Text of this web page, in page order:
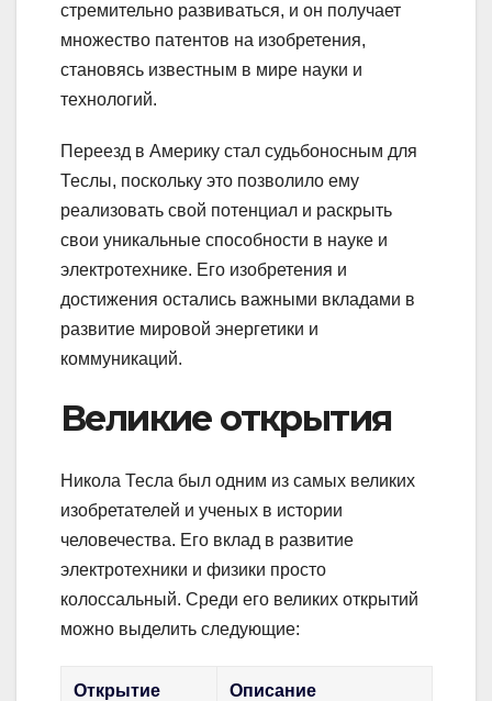
стремительно развиваться, и он получает
множество патентов на изобретения,
становясь известным в мире науки и
технологий.
Переезд в Америку стал судьбоносным для
Теслы, поскольку это позволило ему
реализовать свой потенциал и раскрыть
свои уникальные способности в науке и
электротехнике. Его изобретения и
достижения остались важными вкладами в
развитие мировой энергетики и
коммуникаций.
Великие открытия
Никола Тесла был одним из самых великих
изобретателей и ученых в истории
человечества. Его вклад в развитие
электротехники и физики просто
колоссальный. Среди его великих открытий
можно выделить следующие:
Открытие Описание